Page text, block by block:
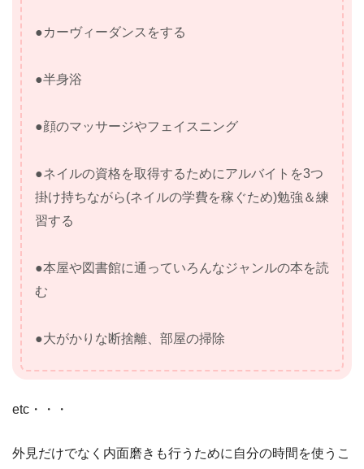
●カーヴィーダンスをする
●半身浴
●顔のマッサージやフェイスニング
●ネイルの資格を取得するためにアルバイトを3つ
掛け持ちながら(ネイルの学費を稼ぐため)勉強＆練
習する
●本屋や図書館に通っていろんなジャンルの本を読
む
●大がかりな断捨離、部屋の掃除
etc・・・
外見だけでなく内面磨きも行うために自分の時間を使うこ